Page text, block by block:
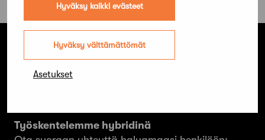
Hyväksy kaikki evästeet
Hyväksy välttämättömät
Asetukset
Suomen Arkkitehtiliitto ry. SAFA
Työskentelemme hybridinä